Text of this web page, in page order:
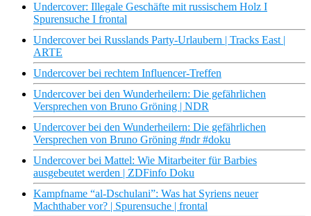
Undercover: Illegale Geschäfte mit russischem Holz I
Spurensuche I frontal
Undercover bei Russlands Party-Urlaubern | Tracks East |
ARTE
Undercover bei rechtem Influencer-Treffen
Undercover bei den Wunderheilern: Die gefährlichen
Versprechen von Bruno Gröning | NDR
Undercover bei den Wunderheilern: Die gefährlichen
Versprechen von Bruno Gröning #ndr #doku
Undercover bei Mattel: Wie Mitarbeiter für Barbies
ausgebeutet werden | ZDFinfo Doku
Kampfname “al-Dschulani”: Was hat Syriens neuer
Machthaber vor? | Spurensuche | frontal